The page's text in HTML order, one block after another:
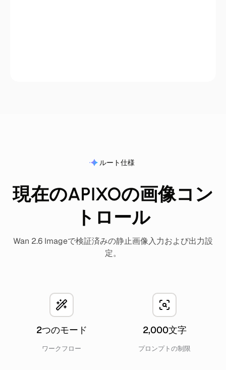
ルート仕様
現在のAPIXOの画像コン
トロール
Wan 2.6 Imageで検証済みの静止画像入力および出力設
定。
2つのモード
ワークフロー
2,000文字
プロンプトの制限